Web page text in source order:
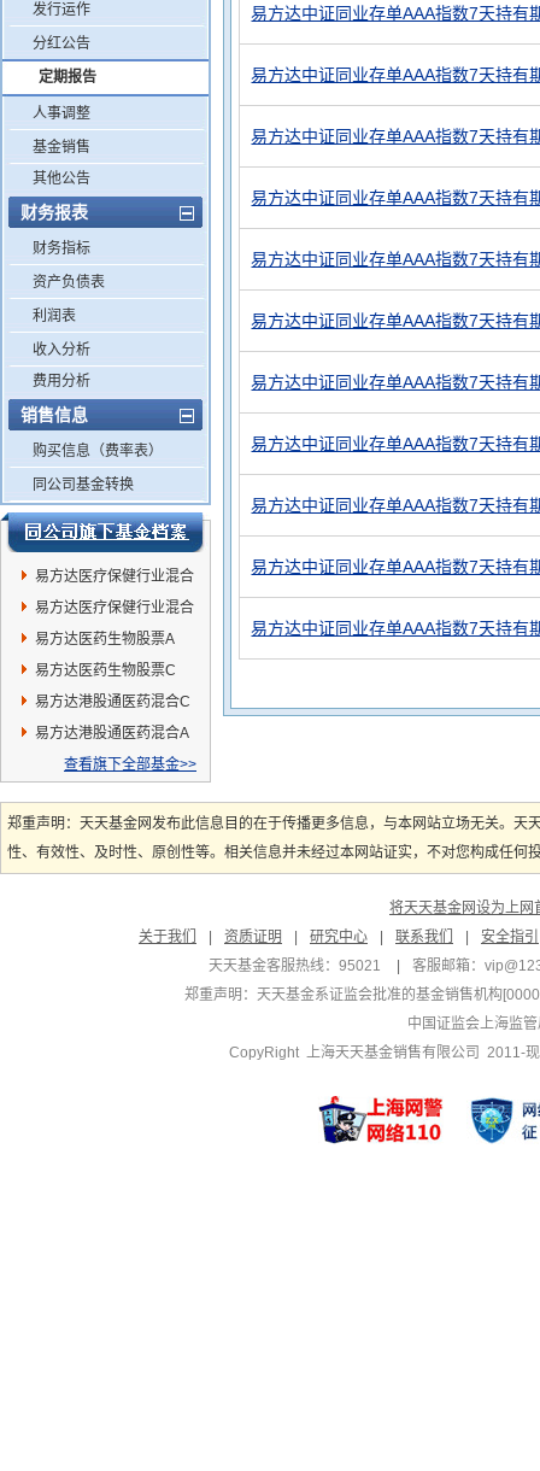
发行运作
分红公告
定期报告
人事调整
基金销售
其他公告
财务报表
财务指标
资产负债表
利润表
收入分析
费用分析
销售信息
购买信息（费率表）
同公司基金转换
易方达医疗保健行业混合
C
易方达医疗保健行业混合
A
易方达医药生物股票A
易方达医药生物股票C
易方达港股通医药混合C
易方达港股通医药混合A
查看旗下全部基金>>
易方达中证同业存单AAA指数7天持
易方达中证同业存单AAA指数7天持
易方达中证同业存单AAA指数7天持有
易方达中证同业存单AAA指数7天持
易方达中证同业存单AAA指数7天持
易方达中证同业存单AAA指数7天持有
易方达中证同业存单AAA指数7天持
易方达中证同业存单AAA指数7天持
易方达中证同业存单AAA指数7天持有
易方达中证同业存单AAA指数7天持
易方达中证同业存单AAA指数7天持
郑重声明：天天基金网发布此信息目的在于传播更多信息，与本网站立场无关。
性、有效性、及时性、原创性等。相关信息并未经过本网站证实，不对您构成任
将天天基金网设为上网
关于我们
资质证明 研究中心 联系我们
安全指引
天天基金客服热线：95021
客服邮箱：
郑重声明：天天基金系证监会批准的基金销售机构
中国证监会上海监
CopyRight 上海天天基金销售有限公司 2011-